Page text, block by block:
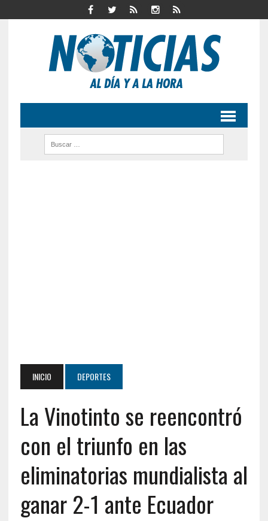
INICIO DEPORTES
La Vinotinto se reencontró
con el triunfo en las
eliminatorias mundialista al
ganar 2-1 ante Ecuador